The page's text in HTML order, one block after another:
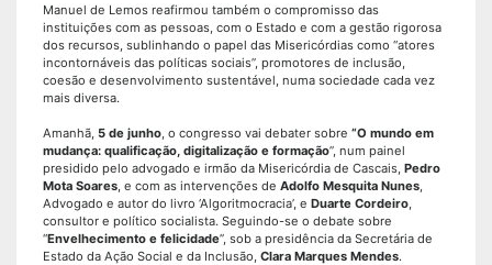
Manuel de Lemos reafirmou também o compromisso das
instituições com as pessoas, com o Estado e com a gestão rigorosa
dos recursos, sublinhando o papel das Misericórdias como “atores
incontornáveis das políticas sociais”, promotores de inclusão,
coesão e desenvolvimento sustentável, numa sociedade cada vez
mais diversa.
Amanhã, 5 de junho , o congresso vai debater sobre “O mundo em
mudança: qualificação, digitalização e formação”, num painel
presidido pelo advogado e irmão da Misericórdia de Cascais, Pedro
Mota Soares , e com as intervenções de Adolfo Mesquita Nunes
Advogado e autor do livro ‘Algoritmocracia’, e Duarte Cordeiro
consultor e político socialista. Seguindo-se o debate sobre
“Envelhecimento e felicidade”, sob a presidência da Secretária de
Estado da Ação Social e da Inclusão, Clara Marques Mendes.